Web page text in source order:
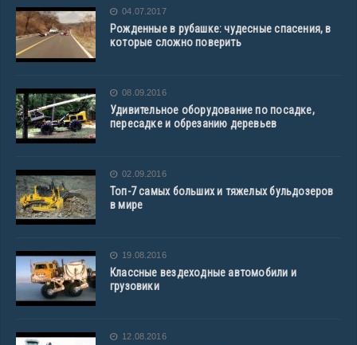
04.07.2017
Рожденные в рубашке: чудесные спасения, в
которые сложно поверить
08.09.2016
Удивительное оборудование по посадке,
пересадке и обрезанию деревьев
02.09.2016
Топ-7 самых больших и тяжелых бульдозеров
в мире
19.08.2016
Классные вездеходные автомобили и
грузовики
12.08.2016